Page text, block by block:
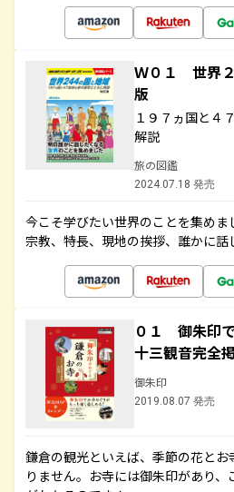
Ｗ０１ 世界
版
１９７ヵ国と４
解説
旅の図鑑
2024.07.18 発売
今こそ学びたい世界のことを集めま
宗教、特長、現地の挨拶、誰かに話
０１ 御朱印
十三観音完全
御朱印
2019.08.07 発売
鎌倉の観光といえば、季節の花と
りません。お寺には御朱印があり